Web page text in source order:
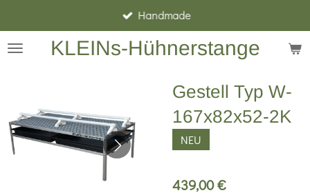
Hauptinhalt
springenKLEINs-Hühnerstange
Handmade
Gestell Typ W-
167x82x52-2K
NEU
439,00 €